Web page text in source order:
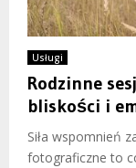
Usługi
Rodzinne
bliskości i
Siła wspomnień
fotograficzne to